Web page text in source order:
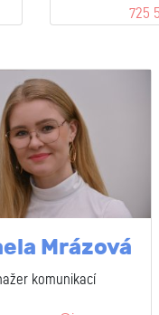
725
Mrázová
komunikací